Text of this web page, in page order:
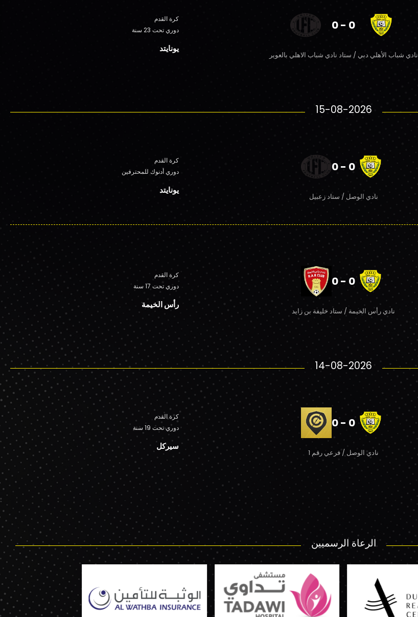
0 - 0
نادي شباب الأهلي دبي / ستاد نادي شباب الاهلي بالعوير
كرة القدم
دوري تحت 23 سنة
يونايتد
15-08-2026
0 - 0
نادي الوصل / ستاد زعبيل
كرة القدم
دوري أدنوك للمحترفين
يونايتد
0 - 0
نادي رأس الخيمة / ستاد خليفة بن زايد
كرة القدم
دوري تحت 17 سنة
رأس الخيمة
14-08-2026
0 - 0
نادي الوصل / فرعي رقم 1
كرة القدم
دوري تحت 19 سنة
سيركل
الرعاة الرسميين